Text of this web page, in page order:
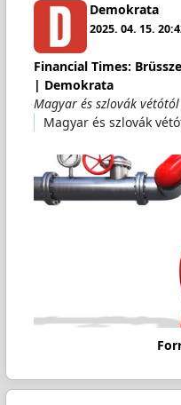
Demokrata
2025. 04. 15.
Financial Times:
| Demokrata
Magyar és szlovák
Magyar és szlovák